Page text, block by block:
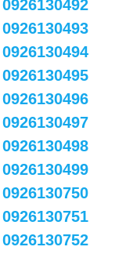
0926130492
0926130493
0926130494
0926130495
0926130496
0926130497
0926130498
0926130499
0926130750
0926130751
0926130752